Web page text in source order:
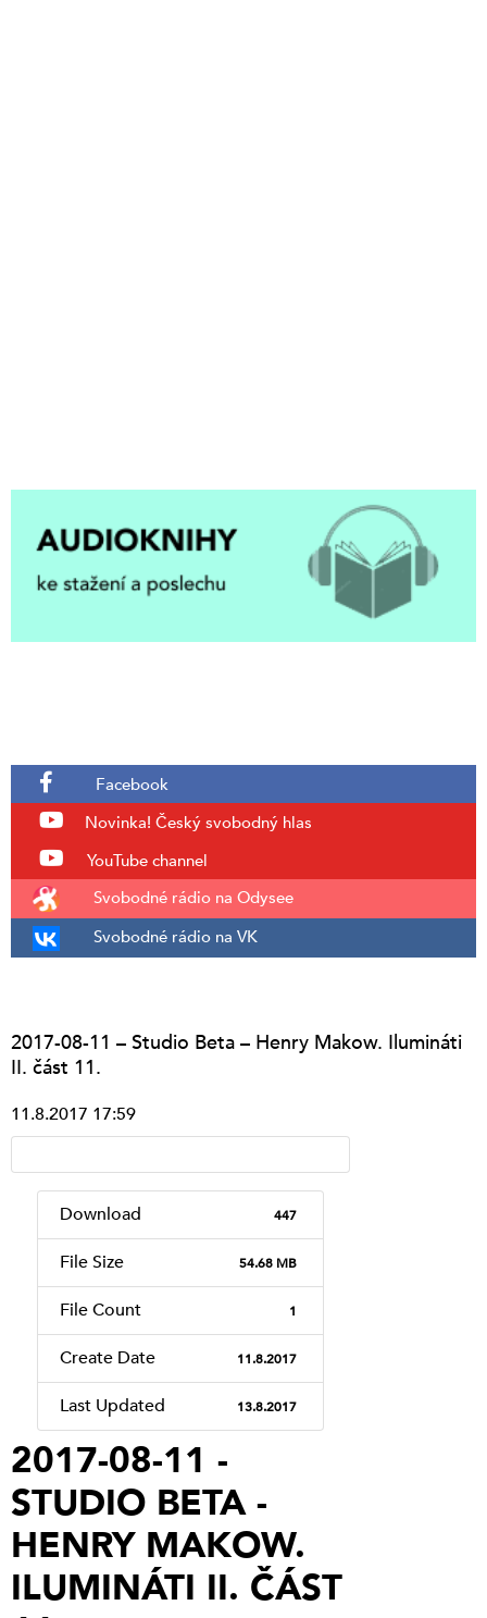
Facebook
Novinka! Český svobodný hlas
YouTube channel
Svobodné rádio na Odysee
Svobodné rádio na VK
2017-08-11 – Studio Beta – Henry Makow. Ilumináti
II. část 11.
11.8.2017 17:59
Download 447
File Size 54.68 MB
File Count 1
Create Date 11.8.2017
Last Updated 13.8.2017
2017-08-11 -
STUDIO BETA -
HENRY MAKOW.
ILUMINÁTI II. ČÁST